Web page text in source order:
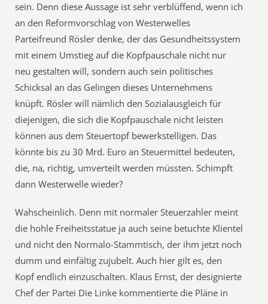
sein. Denn diese Aussage ist sehr verblüffend, wenn ich
an den Reformvorschlag von Westerwelles
Parteifreund Rösler denke, der das Gesundheitssystem
mit einem Umstieg auf die Kopfpauschale nicht nur
neu gestalten will, sondern auch sein politisches
Schicksal an das Gelingen dieses Unternehmens
knüpft. Rösler will nämlich den Sozialausgleich für
diejenigen, die sich die Kopfpauschale nicht leisten
können aus dem Steuertopf bewerkstelligen. Das
könnte bis zu 30 Mrd. Euro an Steuermittel bedeuten,
die, na, richtig, umverteilt werden müssten. Schimpft
dann Westerwelle wieder?
Wahscheinlich. Denn mit normaler Steuerzahler meint
die hohle Freiheitsstatue ja auch seine betuchte Klientel
und nicht den Normalo-Stammtisch, der ihm jetzt noch
dumm und einfältig zujubelt. Auch hier gilt es, den
Kopf endlich einzuschalten. Klaus Ernst, der designierte
Chef der Partei Die Linke kommentierte die Pläne in